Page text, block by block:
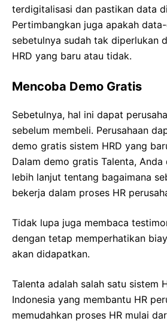
terdigitalisasi dan pastikan data
Pertimbangkan juga apakah
sebetulnya sudah tak diperlukan
HRD yang baru atau tidak.
Mencoba Demo Gratis
Sebetulnya, hal ini dapat
sebelum membeli. Perusahaan
demo gratis sistem HRD yang
Dalam demo gratis Talenta,
lebih lanjut tentang bagaimana
bekerja dalam proses HR
Tidak lupa juga membaca
dengan tetap memperhatikan
akan didapatkan.
Talenta adalah salah satu sistem
Indonesia yang membantu HR
memudahkan proses HR mulai